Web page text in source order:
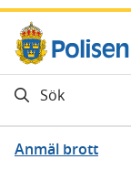
Gå direkt till
Sök
Anmäl brott